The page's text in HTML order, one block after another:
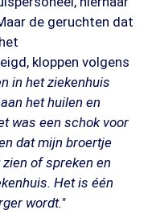
de geruchten dat
kloppen volgens
in het ziekenhuis
het huilen en
was een schok voor
dat mijn broertje
of spreken en
Het is één
wordt."